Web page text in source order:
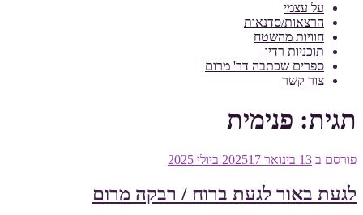
על עצמי
הרצאות/סדנאות
חוויות מהשטח
תוכניות רדיו
ספרים שכתבה דר' מרום
צור קשר
תגית: פנימית
פורסם ב 13 בינואר 2025 17 ביולי 2025
לגעת באור לגעת ברוח / רבקה מרום